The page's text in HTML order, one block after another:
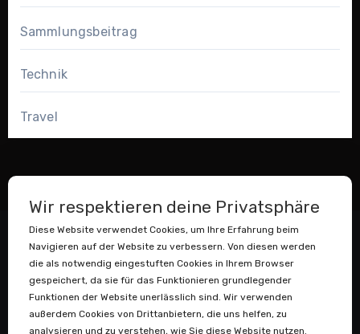
Sammlungsbeitrag
Technik
Travel
Wir respektieren deine Privatsphäre
Diese Website verwendet Cookies, um Ihre Erfahrung beim
Navigieren auf der Website zu verbessern. Von diesen werden
die als notwendig eingestuften Cookies in Ihrem Browser
gespeichert, da sie für das Funktionieren grundlegender
Funktionen der Website unerlässlich sind. Wir verwenden
außerdem Cookies von Drittanbietern, die uns helfen, zu
analysieren und zu verstehen, wie Sie diese Website nutzen.